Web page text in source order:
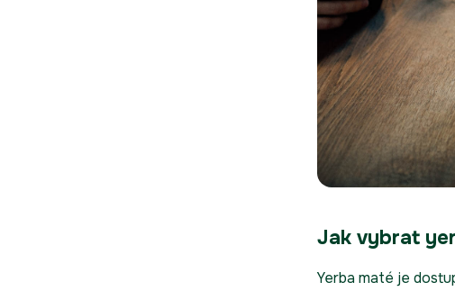
Jak vybrat
Yerba maté je